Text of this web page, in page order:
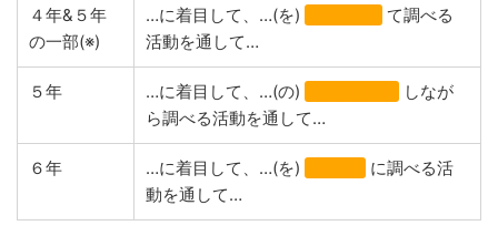
４年&５年
の一部(※)
…に着目して、…(を)
て調べる
活動を通して…
５年 …に着目して、…(の)
しなが
ら調べる活動を通して…
６年 …に着目して、…(を)
に調べる活
動を通して…